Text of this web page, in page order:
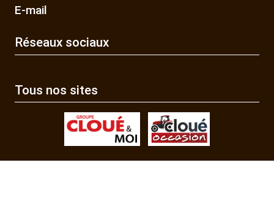
E-mail
Réseaux sociaux
Tous nos sites